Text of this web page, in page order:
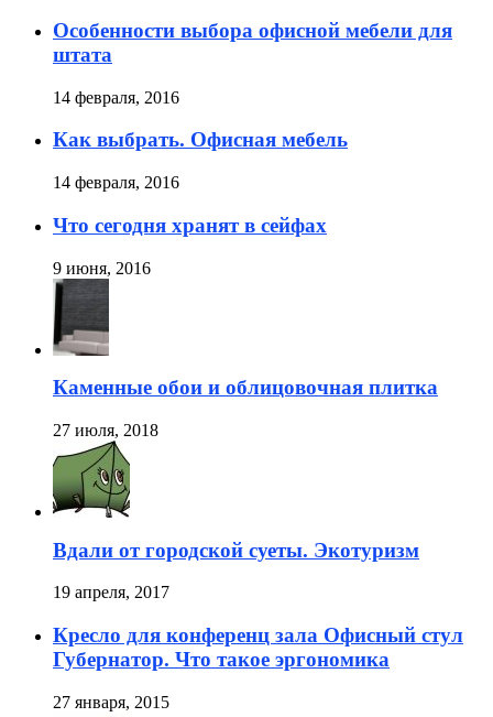
Особенности выбора офисной мебели для
штата
14 февраля, 2016
Как выбрать. Офисная мебель
14 февраля, 2016
Что сегодня хранят в сейфах
9 июня, 2016
Каменные обои и облицовочная плитка
27 июля, 2018
Вдали от городской суеты. Экотуризм
19 апреля, 2017
Кресло для конференц зала Офисный стул
Губернатор. Что такое эргономика
27 января, 2015